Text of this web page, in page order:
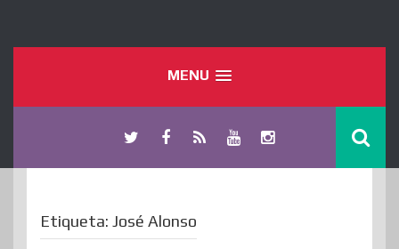
MENU
Etiqueta: José Alonso